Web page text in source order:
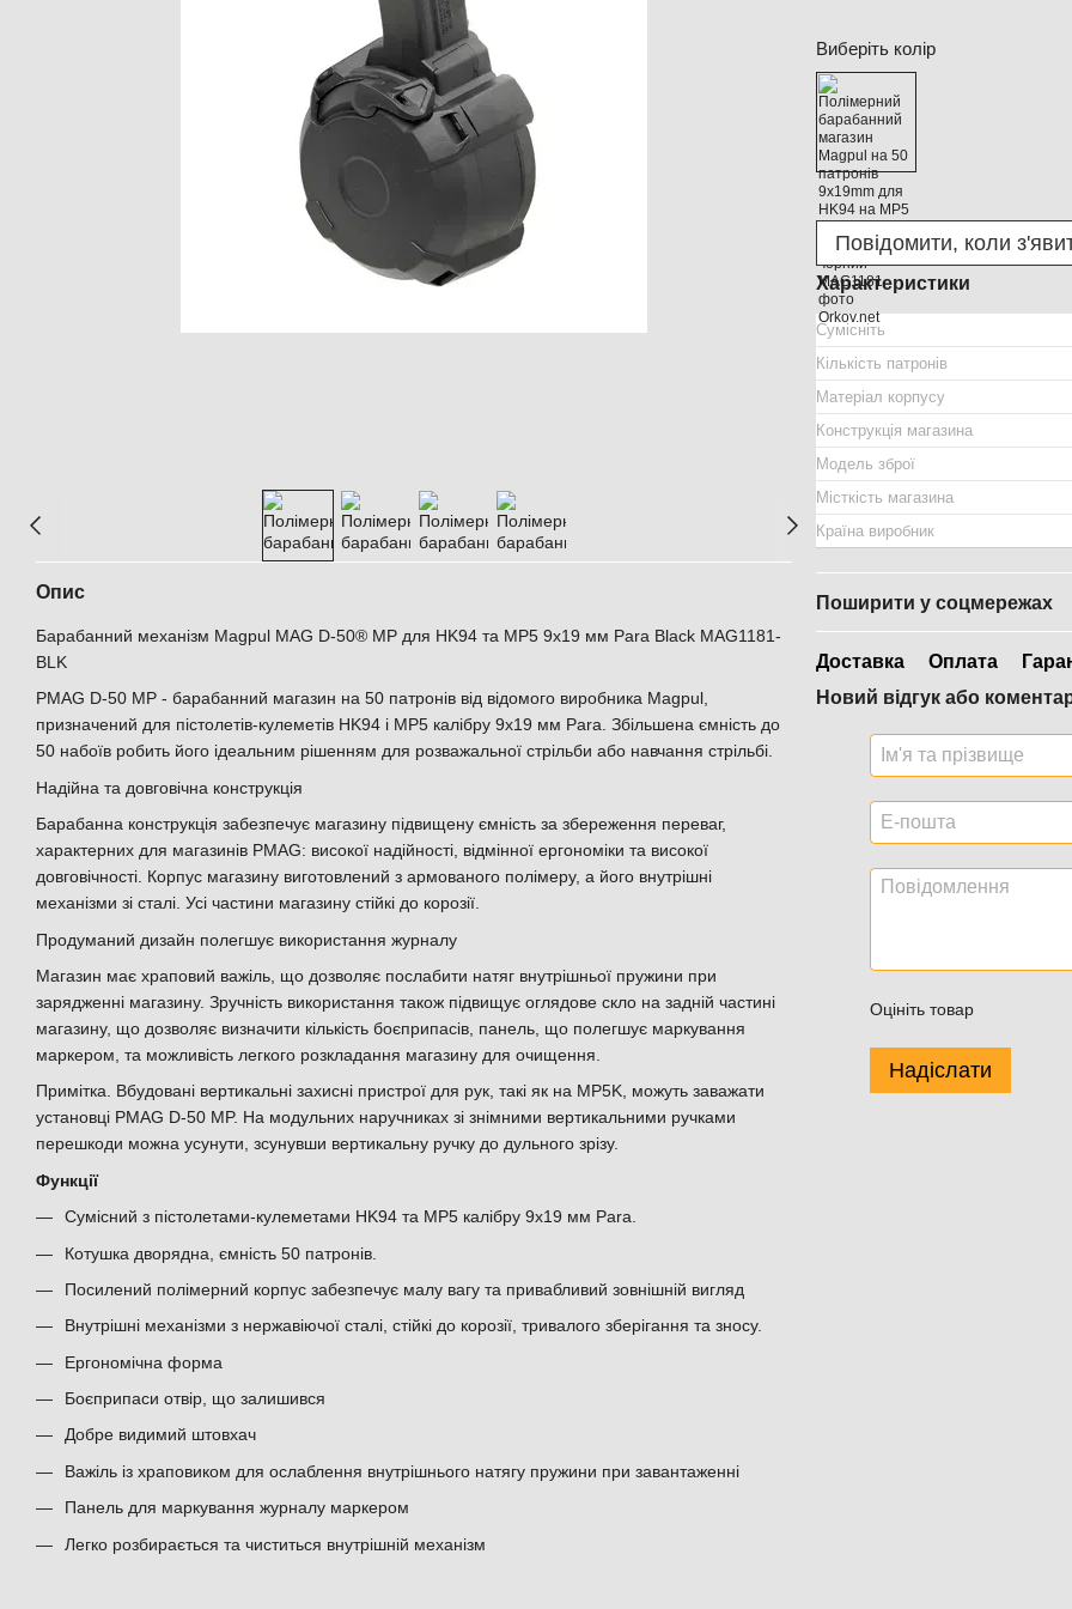
Опис
Барабанний механізм Magpul MAG D-50® MP для HK94 та MP5 9x19 мм Para Black MAG1181-
BLK
PMAG D-50 MP - барабанний магазин на 50 патронів від відомого виробника Magpul,
призначений для пістолетів-кулеметів HK94 і MP5 калібру 9x19 мм Para. Збільшена ємність до
50 набоїв робить його ідеальним рішенням для розважальної стрільби або навчання стрільбі.
Надійна та довговічна конструкція
Барабанна конструкція забезпечує магазину підвищену ємність за збереження переваг,
характерних для магазинів PMAG: високої надійності, відмінної ергономіки та високої
довговічності. Корпус магазину виготовлений з армованого полімеру, а його внутрішні
механізми зі сталі. Усі частини магазину стійкі до корозії.
Продуманий дизайн полегшує використання журналу
Магазин має храповий важіль, що дозволяє послабити натяг внутрішньої пружини при
зарядженні магазину. Зручність використання також підвищує оглядове скло на задній частині
магазину, що дозволяє визначити кількість боєприпасів, панель, що полегшує маркування
маркером, та можливість легкого розкладання магазину для очищення.
Примітка. Вбудовані вертикальні захисні пристрої для рук, такі як на MP5K, можуть заважати
установці PMAG D-50 MP. На модульних наручниках зі знімними вертикальними ручками
перешкоди можна усунути, зсунувши вертикальну ручку до дульного зрізу.
Функції
Сумісний з пістолетами-кулеметами HK94 та MP5 калібру 9x19 мм Para.
Котушка дворядна, ємність 50 патронів.
Посилений полімерний корпус забезпечує малу вагу та привабливий зовнішній вигляд
Внутрішні механізми з нержавіючої сталі, стійкі до корозії, тривалого зберігання та зносу.
Ергономічна форма
Боєприпаси отвір, що залишився
Добре видимий штовхач
Важіль із храповиком для ослаблення внутрішнього натягу пружини при завантаженні
Панель для маркування журналу маркером
Легко розбирається та чиститься внутрішній механізм
Виберіть колір
Повідомити, коли
Характеристики
Сумісніть
Кількість патронів
Матеріал корпусу
Конструкція магазина
Модель зброї
Місткість магазина
Країна виробник
Поширити у соцмережах
Доставка Оплата
Новий відгук або
Оцініть товар
Надіслати